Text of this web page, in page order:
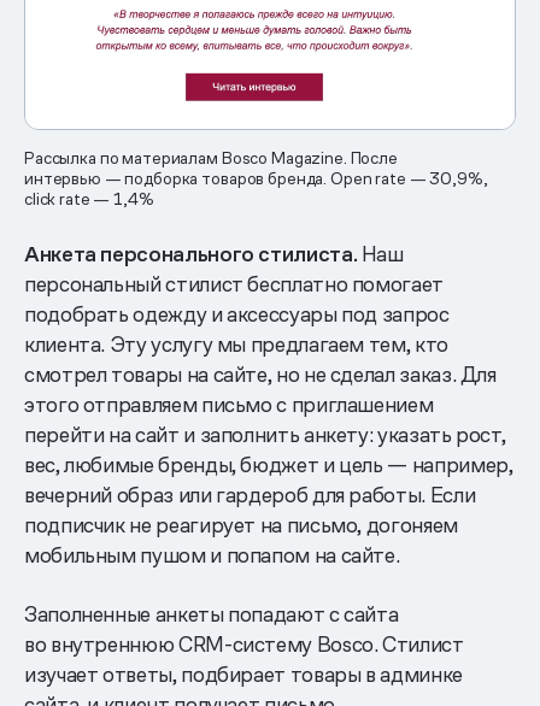
Рассылка по материалам Bosco Magazine. После
интервью — подборка товаров бренда. Open rate — 30,9%,
click rate — 1,4%
Анкета персонального стилиста. Наш
персональный стилист бесплатно помогает
подобрать одежду и аксессуары под запрос
клиента. Эту услугу мы предлагаем тем, кто
смотрел товары на сайте, но не сделал заказ. Для
этого отправляем письмо с приглашением
перейти на сайт и заполнить анкету: указать рост,
вес, любимые бренды, бюджет и цель — например,
вечерний образ или гардероб для работы. Если
подписчик не реагирует на письмо, догоняем
мобильным пушом и попапом на сайте.
Заполненные анкеты попадают с сайта
во внутреннюю CRM-систему Bosco. Стилист
изучает ответы, подбирает товары в админке